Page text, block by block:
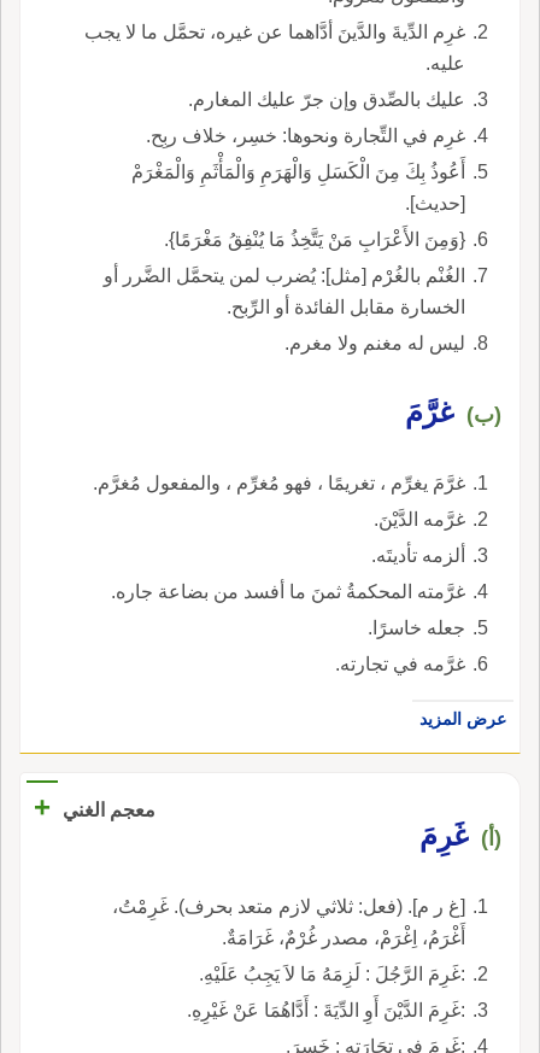
غرِم الدِّيةَ والدَّينَ أدَّاهما عن غيره، تحمَّل ما لا يجب
عليه.
عليك بالصِّدق وإن جرّ عليك المغارم.
غرِم في التِّجارة ونحوها: خسِر، خلاف ربِح.
أَعُوذُ بِكَ مِنَ الْكَسَلِ وَالْهَرَمِ وَالْمَأْثَمِ وَالْمَغْرَمْ
[حديث].
{وَمِنَ الأَعْرَابِ مَنْ يَتَّخِذُ مَا يُنْفِقُ مَغْرَمًا}.
الغُنْم بالغُرْم [مثل]: يُضرب لمن يتحمَّل الضَّرر أو
الخسارة مقابل الفائدة أو الرِّبح.
ليس له مغنم ولا مغرم.
(ب) غرَّمَ
غرَّمَ يغرِّم ، تغريمًا ، فهو مُغرِّم ، والمفعول مُغرَّم.
غرَّمه الدَّيْنَ.
ألزمه تأديتَه.
غرَّمته المحكمةُ ثمنَ ما أفسد من بضاعة جاره.
جعله خاسرًا.
غرَّمه في تجارته.
عرض المزيد
معجم الغني +
(أ) غَرِمَ
[غ ر م]. (فعل: ثلاثي لازم متعد بحرف). غَرِمْتُ،
أَغْرَمُ، اِغْرَمْ، مصدر غُرْمٌ، غَرَامَةٌ.
:غَرِمَ الرَّجُلَ : لَزِمَهُ مَا لاَ يَجِبُ عَلَيْهِ.
:غَرِمَ الدَّيْنَ أَوِ الدِّيَةَ : أَدَّاهُمَا عَنْ غَيْرِهِ.
:غَرِمَ فِي تِجَارَتِهِ : خَسِرَ.